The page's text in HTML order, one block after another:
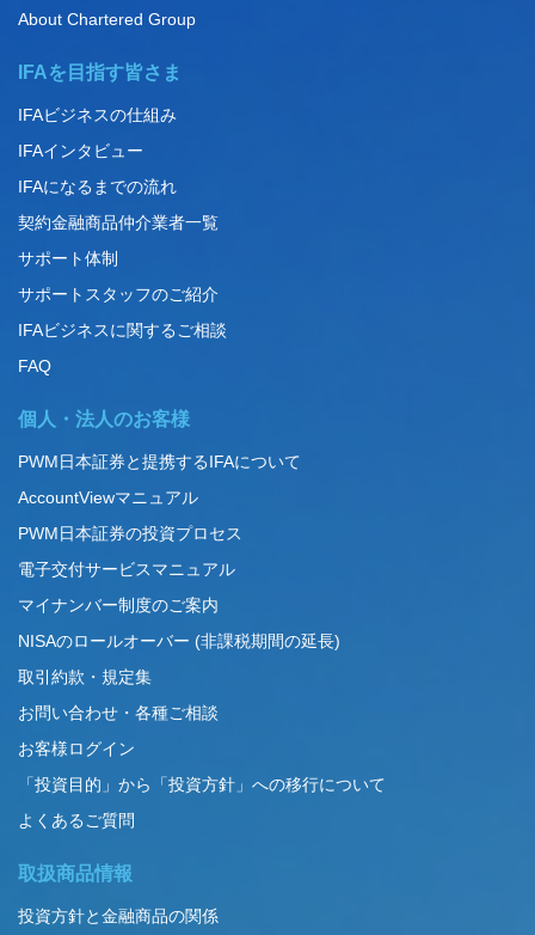
About Chartered Group
IFAを目指す皆さま
IFAビジネスの仕組み
IFAインタビュー
IFAになるまでの流れ
契約金融商品仲介業者一覧
サポート体制
サポートスタッフのご紹介
IFAビジネスに関するご相談
FAQ
個人・法人のお客様
PWM日本証券と提携するIFAについて
AccountViewマニュアル
PWM日本証券の投資プロセス
電子交付サービスマニュアル
マイナンバー制度のご案内
NISAのロールオーバー (非課税期間の延長)
取引約款・規定集
お問い合わせ・各種ご相談
お客様ログイン
「投資目的」から「投資方針」への移行について
よくあるご質問
取扱商品情報
投資方針と金融商品の関係